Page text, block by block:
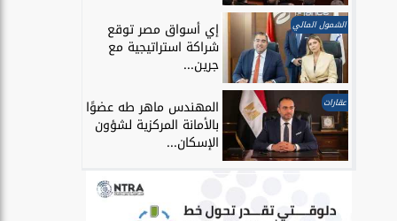
الشمول المالي إي أسواق مصر توقع
شراكة استراتيجية مع
جرين...
عقارات المهندس ماهر طه عضوًا
بالأمانة المركزية لشؤون
الإسكان...